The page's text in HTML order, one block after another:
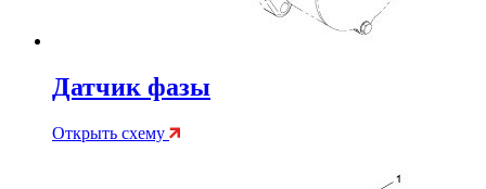
Датчик фазы
Открыть схему